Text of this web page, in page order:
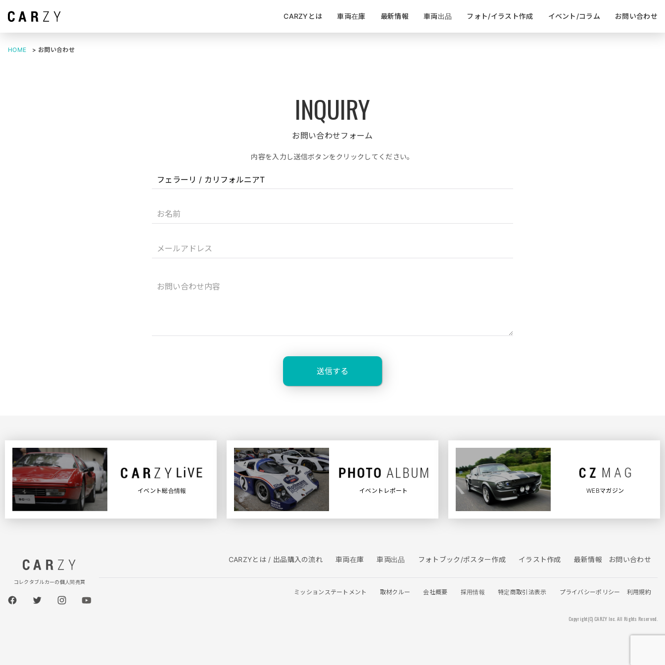
CARZYとは 車両在庫 最新情報 車両出品 フォト/イラスト作成 イベント/コラム お問い合わせ
HOME > お問い合わせ
お問い合わせフォーム
内容を入力し送信ボタンをクリックしてください。
イベント総合情報 イベントレポート WEBマガジン
コレクタブルカーの個人間売買
CARZYとは / 出品購入の流れ 車両在庫 車両出品 フォトブック/ポスター作成 イラスト作成 最新情報 お問い合わせ
ミッションステートメント 取材クルー 会社概要 採用情報 特定商取引法表示 プライバシーポリシー 利用規約
Copyright(C) CARZY Inc. All Rights Reserved.